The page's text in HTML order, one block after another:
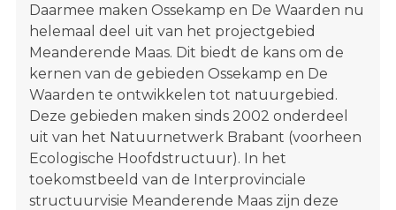
Daarmee maken Ossekamp en De Waarden nu
helemaal deel uit van het projectgebied
Meanderende Maas. Dit biedt de kans om de
kernen van de gebieden Ossekamp en De
Waarden te ontwikkelen tot natuurgebied.
Deze gebieden maken sinds 2002 onderdeel
uit van het Natuurnetwerk Brabant (voorheen
Ecologische Hoofdstructuur). In het
toekomstbeeld van de Interprovinciale
structuurvisie Meanderende Maas zijn deze